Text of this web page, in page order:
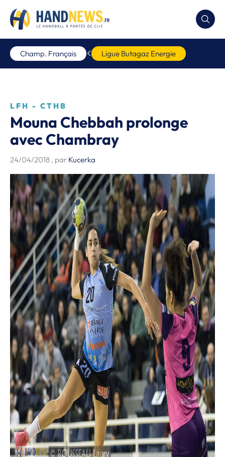
Champ. Français Ligue Butagaz Energie
LFH - CTHB
Mouna Chebbah prolonge
avec Chambray
24/04/2018 , par Kucerka